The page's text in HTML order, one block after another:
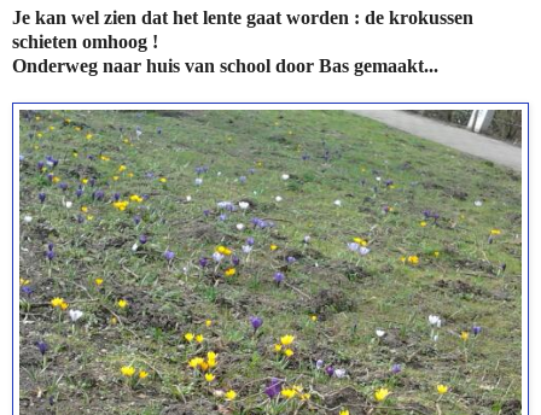
Je kan wel zien dat het lente gaat worden : de krokussen
schieten omhoog !
Onderweg naar huis van school door Bas gemaakt...